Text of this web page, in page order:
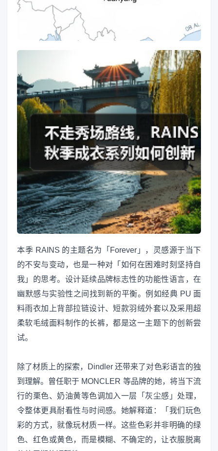
本季 RAINS 的主题名为「Forever」，灵感源于当下
的不安与变动，也是一种对「如何在困难时刻坚持自
我」的思考。设计延续品牌标志性的功能性语言，在
幽默感与实验性之间找到新的平衡。例如经典 PU 面
料雨衣加上背部拉链设计、短款羽绒外套以及采用超
柔软毛绒面料制作的长裤，都是这一主题下的创新尝
试。
除了材质上的探索，Dindler 还带来了对色彩语言的独
到理解。曾任职于 MONCLER 等品牌的她，将当下流
行的栗色、奶油黄等色调加入一层「灰尘感」处理，
令整体更具耐看性与时间感。她解释道：「我们玩色
彩的方式，就像玩材质一样。这些色彩并非明确的绿
色、红色或黄色，而是模糊、不确定的，让衣服脱离